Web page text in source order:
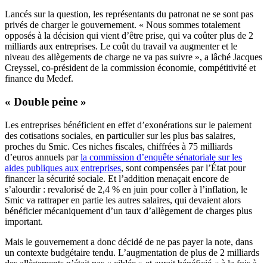
Lancés sur la question, les représentants du patronat ne se sont pas
privés de charger le gouvernement. « Nous sommes totalement
opposés à la décision qui vient d’être prise, qui va coûter plus de 2
milliards aux entreprises. Le coût du travail va augmenter et le
niveau des allègements de charge ne va pas suivre », a lâché Jacques
Creyssel, co-président de la commission économie, compétitivité et
finance du Medef.
« Double peine »
Les entreprises bénéficient en effet d’exonérations sur le paiement
des cotisations sociales, en particulier sur les plus bas salaires,
proches du Smic. Ces niches fiscales, chiffrées à 75 milliards
d’euros annuels parla commission d’enquête sénatoriale sur les
aides publiques aux entreprises, sont compensées par l’État pour
financer la sécurité sociale. Et l’addition menaçait encore de
s’alourdir : revalorisé de 2,4 % en juin pour coller à l’inflation, le
Smic va rattraper en partie les autres salaires, qui devaient alors
bénéficier mécaniquement d’un taux d’allègement de charges plus
important.
Mais le gouvernement a donc décidé de ne pas payer la note, dans
un contexte budgétaire tendu. L’augmentation de plus de 2 milliards